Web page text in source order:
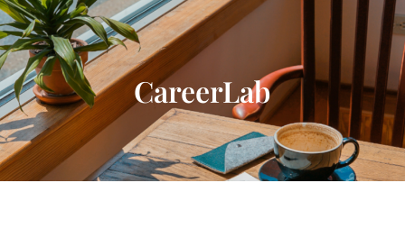
内
容
を
ス
キ
ッ
プ
CareerLab